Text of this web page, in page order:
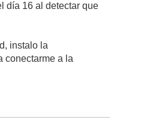
día 16 al detectar que
instalo la
conectarme a la